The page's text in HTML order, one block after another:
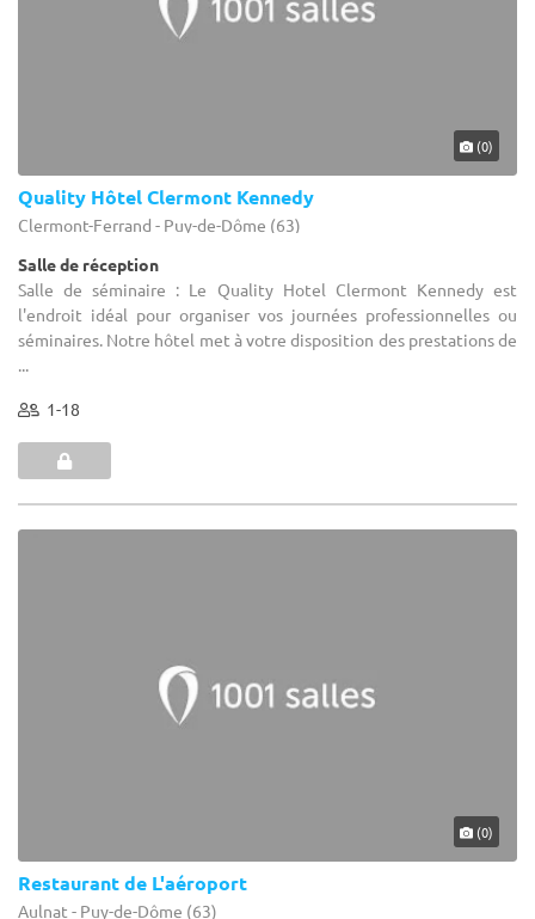
(0)
Quality Hôtel Clermont Kennedy
Clermont-Ferrand - Puy-de-Dôme (63)
Salle de réception
Salle de séminaire : Le Quality Hotel Clermont Kennedy est
l'endroit idéal pour organiser vos journées professionnelles ou
séminaires. Notre hôtel met à votre disposition des prestations de
...
1-18
(0)
Restaurant de L'aéroport
Aulnat - Puy-de-Dôme (63)